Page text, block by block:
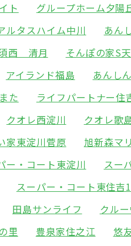
ト グループホーム夕陽
ルタスハイム中川
あん
西 清月 そんぽの家S
アイランド福島
あんし
た ライフパートナー住
クオレ西淀川 クオレ歌
家東淀川菅原 旭新森マ
ー・コート東淀川
スー
スーパー・コート東住吉
田島サンライフ
クル
里 豊泉家住之江 悠